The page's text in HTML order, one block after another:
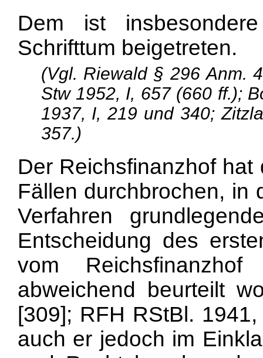
Dem ist
Schrifttum beigetreten.
(Vgl. Riewald § 296 Anm.
Stw 1952, I, 657 (660 ff.);
1937, I, 219 und 340;
357.)
Der Reichsfinanzhof
Fällen durchbrochen, in
Verfahren
Entscheidung des
vom
abweichend beurteilt
[309]; RFH RStBl.
auch er jedoch im